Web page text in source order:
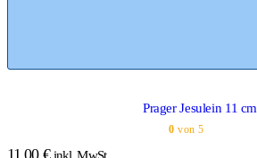
Prager Jesulein 11 cm
0 von 5
11,00 €